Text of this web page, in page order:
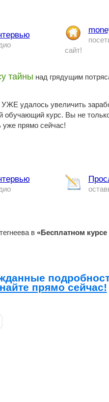
сайт!
тайны над грядущим
удалось увеличить
курс. Вы не
уже прямо сейчас!
в «Бесплатном
прямо сейчас!